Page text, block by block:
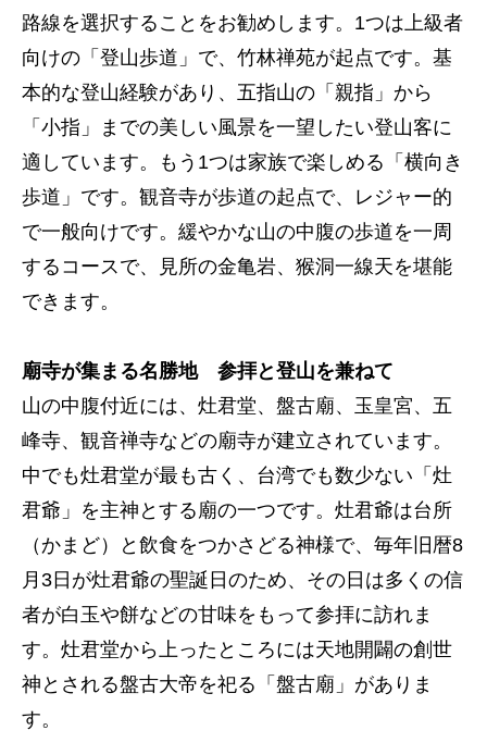
路線を選択することをお勧めします。1つは上級者
向けの「登山歩道」で、竹林禅苑が起点です。基
本的な登山経験があり、五指山の「親指」から
「小指」までの美しい風景を一望したい登山客に
適しています。もう1つは家族で楽しめる「横向き
歩道」です。観音寺が歩道の起点で、レジャー的
で一般向けです。緩やかな山の中腹の歩道を一周
するコースで、見所の金亀岩、猴洞一線天を堪能
できます。
廟寺が集まる名勝地 参拝と登山を兼ねて
山の中腹付近には、灶君堂、盤古廟、玉皇宮、五
峰寺、観音禅寺などの廟寺が建立されています。
中でも灶君堂が最も古く、台湾でも数少ない「灶
君爺」を主神とする廟の一つです。灶君爺は台所
（かまど）と飲食をつかさどる神様で、毎年旧暦8
月3日が灶君爺の聖誕日のため、その日は多くの信
者が白玉や餅などの甘味をもって参拝に訪れま
す。灶君堂から上ったところには天地開闢の創世
神とされる盤古大帝を祀る「盤古廟」がありま
す。